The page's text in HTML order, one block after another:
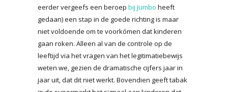
eerder vergeefs een beroep bij Jumbo heeft
gedaan) een stap in de goede richting is maar
niet voldoende om te voorkómen dat kinderen
gaan roken. Alleen al van de controle op de
leeftijd via het vragen van het legitimatiebewijs
weten we, gezien de dramatische cijfers jaar in
jaar uit, dat dit niet werkt. Bovendien geeft tabak